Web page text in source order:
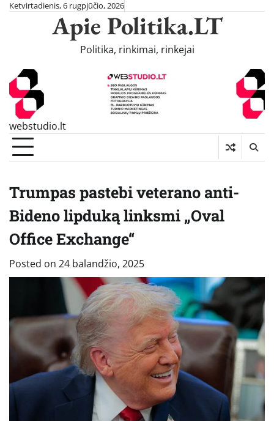
SkipKetvirtadienis, 6 rugpjūčio, 2026
Apie Politika.LT
Politika, rinkimai, rinkejai
webstudio.lt
Trumpas pastebi veterano anti-
Bideno lipduką linksmi „Oval
Office Exchange“
Posted on 24 balandžio, 2025